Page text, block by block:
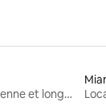
Locations moyenne et longue durée